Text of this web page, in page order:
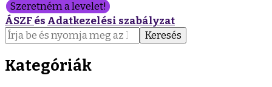
Szeretném a levelet!
ÁSZFés Adatkezelési szabályzat
Keresés:
Kategóriák